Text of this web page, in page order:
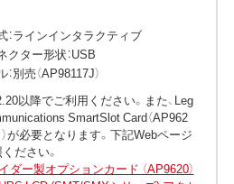
：ラインインタラクティブ
クター形状：USB
別売（AP98117J）
以降でご利用ください。また、Leg
SmartSlot Card（AP962
）が必要となります。下記Webページ
ださい。
ダー製オプションカード （AP9620）